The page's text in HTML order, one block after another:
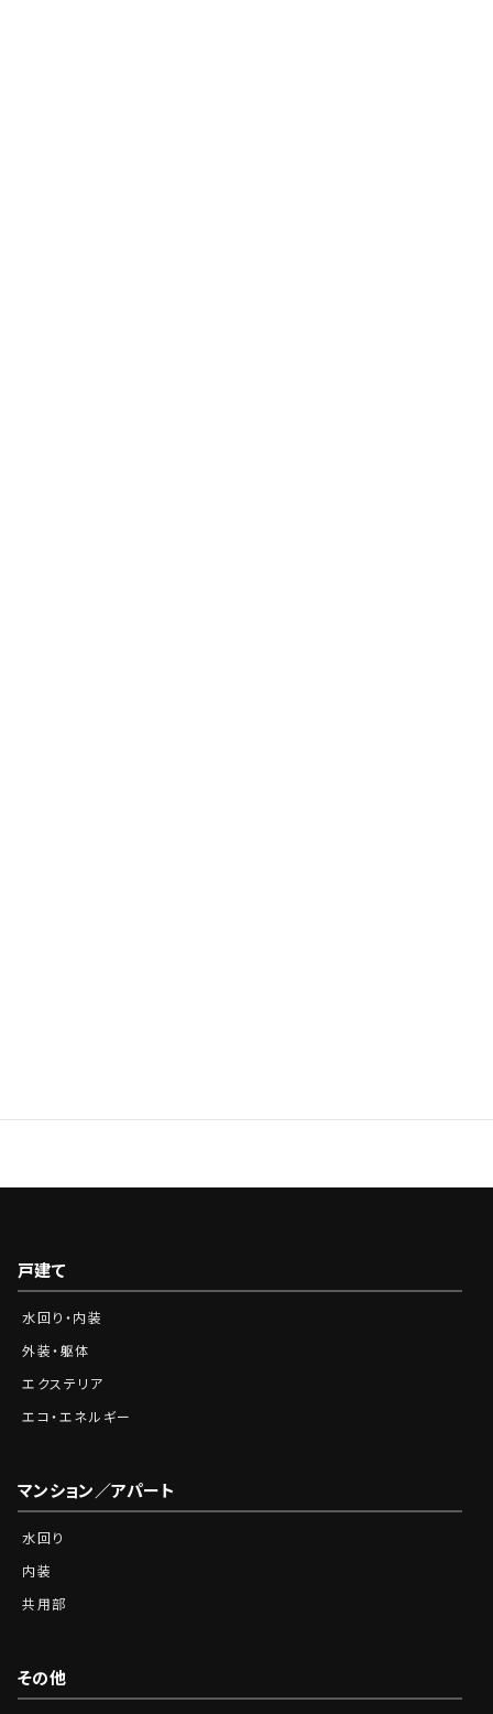
戸建て
水回り・内装
外装・躯体
エクステリア
エコ・エネルギー
マンション／アパート
水回り
内装
共用部
その他